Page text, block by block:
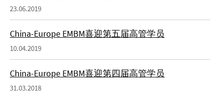
23.06.2019
China-Europe EMBM喜迎第五届高管学员
10.04.2019
China-Europe EMBM喜迎第四届高管学员
31.03.2018